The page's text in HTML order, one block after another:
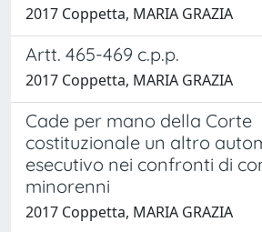
2017 Coppetta, MARIA GRAZIA
Artt. 465-469 c.p.p.
2017 Coppetta, MARIA GRAZIA
Cade per mano della Corte
costituzionale un altro
esecutivo nei confronti di
minorenni
2017 Coppetta, MARIA GRAZIA